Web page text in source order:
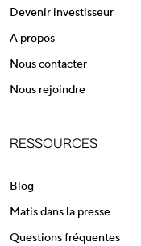
Devenir investisseur
A propos
Nous contacter
Nous rejoindre
RESSOURCES
Blog
Matis dans la presse
Questions fréquentes